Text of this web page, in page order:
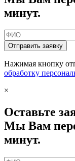
минут.
Отправить заявку
Нажимая кнопку
обработку
×
Оставьте
Мы Вам
минут.